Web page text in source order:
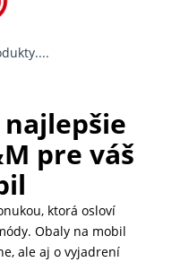
pre váš
ktorá osloví
Obaly na mobil
ale aj o vyjadrení